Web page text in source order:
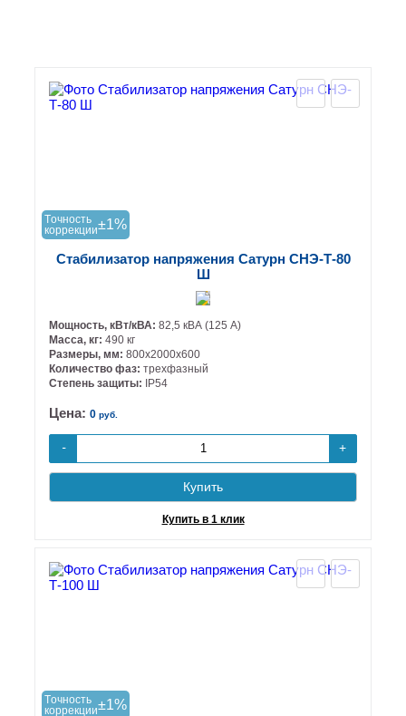
Tочность
коррекции±1%
Стабилизатор напряжения Сатурн СНЭ-Т-80
Ш
Мощность, кВт/кВА: 82,5 кВА (125 А)
Масса, кг: 490 кг
Размеры, мм: 800х2000х600
Количество фаз: трехфазный
Степень защиты:
IP54
Цена: 0 руб.
- +
Купить
Купить в 1 клик
Tочность
коррекции±1%